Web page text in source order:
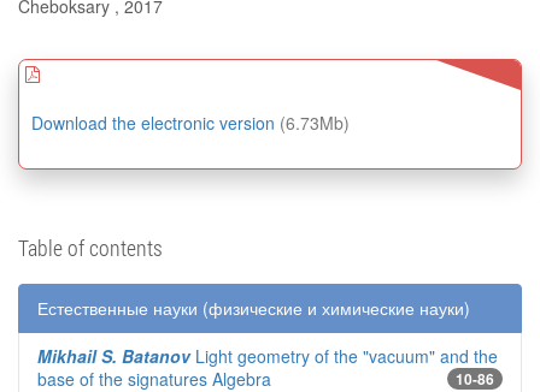
Cheboksary , 2017
Download the electronic version (6.73Mb)
Table of contents
Естественные науки (физические и химические науки)
Mikhail S. BatanovLight geometry of the "vacuum" and the
base of the signatures Algebra
10-86